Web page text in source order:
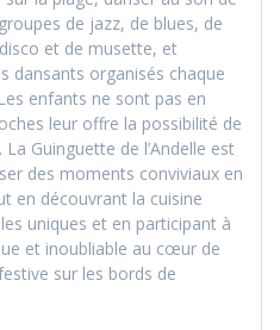
de jazz, de blues, de
et de musette, et
dansants organisés chaque
enfants ne sont pas en
leur offre la possibilité de
Guinguette de l’Andelle est
des moments conviviaux en
en découvrant la cuisine
uniques et en participant à
et inoubliable au cœur de
sur les bords de